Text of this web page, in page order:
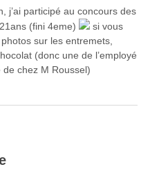
j’ai participé au concours des
(fini 4eme)
si vous
sur les entremets,
(donc une de l’employé
chez M Roussel)